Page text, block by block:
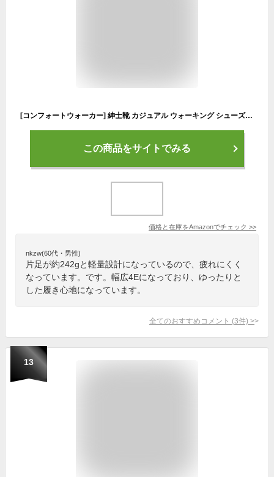
[コンフォートウォーカー] 紳士靴 カジュアル ウォーキング シューズ 幅広 4E ファスナー クッションインソール 脱ぎ履きしやすい 軽量 メンズスニーカー CF0302 ダークブラウン 25.0 cm
この商品をサイトでみる
価格と在庫をAmazonでチェック >>
nkzw(60代・男性)
片足が約242gと軽量設計になっているので、疲れにくく
なっています。です。幅広4Eになっており、ゆったりと
した履き心地になっています。
全てのおすすめコメント (3件) >
13